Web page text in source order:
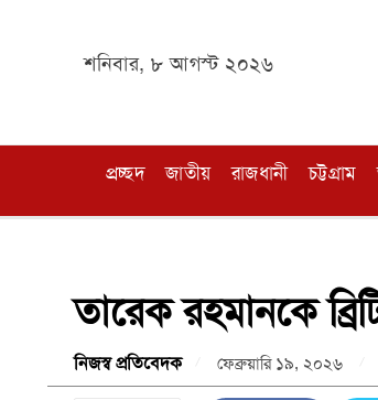
শনিবার, ৮ আগস্ট ২০২৬
প্রচ্ছদ জাতীয় রাজধানী চট্টগ্রাম
তারেক রহমানকে
নিজস্ব প্রতিবেদক ফেব্রুয়ারি ১৯, ২০২৬